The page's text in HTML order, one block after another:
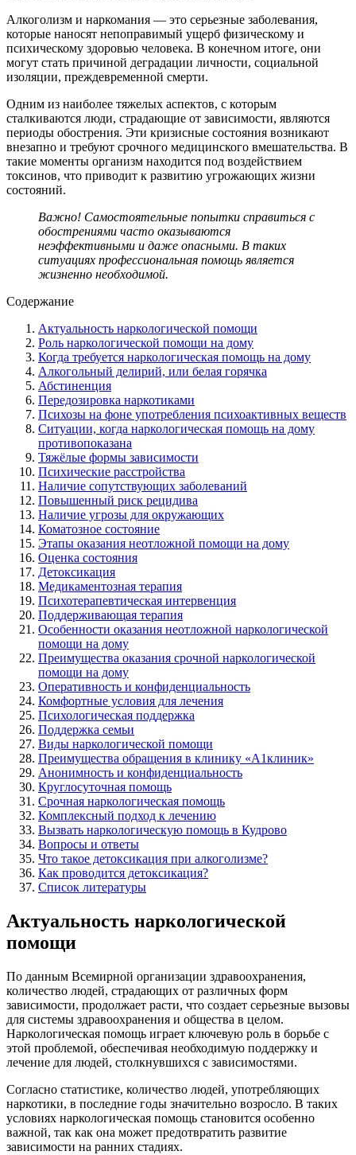
Алкоголизм и наркомания — это серьезные заболевания,
которые наносят непоправимый ущерб физическому и
психическому здоровью человека. В конечном итоге, они
могут стать причиной деградации личности, социальной
изоляции, преждевременной смерти.
Одним из наиболее тяжелых аспектов, с которым
сталкиваются люди, страдающие от зависимости, являются
периоды обострения. Эти кризисные состояния возникают
внезапно и требуют срочного медицинского вмешательства. В
такие моменты организм находится под воздействием
токсинов, что приводит к развитию угрожающих жизни
состояний.
Важно! Самостоятельные попытки справиться с
обострениями часто оказываются
неэффективными и даже опасными. В таких
ситуациях профессиональная помощь является
жизненно необходимой.
Содержание
Актуальность наркологической помощи
Роль наркологической помощи на дому
Когда требуется наркологическая помощь на дому
Алкогольный делирий, или белая горячка
Абстиненция
Передозировка наркотиками
Психозы на фоне употребления психоактивных веществ
Ситуации, когда наркологическая помощь на дому
противопоказана
Тяжёлые формы зависимости
Психические расстройства
Наличие сопутствующих заболеваний
Повышенный риск рецидива
Наличие угрозы для окружающих
Коматозное состояние
Этапы оказания неотложной помощи на дому
Оценка состояния
Детоксикация
Медикаментозная терапия
Психотерапевтическая интервенция
Поддерживающая терапия
Особенности оказания неотложной наркологической
помощи на дому
Преимущества оказания срочной наркологической
помощи на дому
Оперативность и конфиденциальность
Комфортные условия для лечения
Психологическая поддержка
Поддержка семьи
Виды наркологической помощи
Преимущества обращения в клинику «А1клиник»
Анонимность и конфиденциальность
Круглосуточная помощь
Срочная наркологическая помощь
Комплексный подход к лечению
Вызвать наркологическую помощь в Кудрово
Вопросы и ответы
Что такое детоксикация при алкоголизме?
Как проводится детоксикация?
Список литературы
Актуальность наркологической
помощи
По данным Всемирной организации здравоохранения,
количество людей, страдающих от различных форм
зависимости, продолжает расти, что создает серьезные вызовы
для системы здравоохранения и общества в целом.
Наркологическая помощь играет ключевую роль в борьбе с
этой проблемой, обеспечивая необходимую поддержку и
лечение для людей, столкнувшихся с зависимостями.
Согласно статистике, количество людей, употребляющих
наркотики, в последние годы значительно возросло. В таких
условиях наркологическая помощь становится особенно
важной, так как она может предотвратить развитие
зависимости на ранних стадиях.